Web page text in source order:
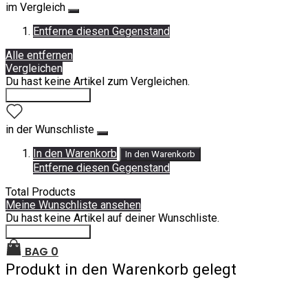
im Vergleich
Entferne diesen Gegenstand
Alle entfernen
Vergleichen
Du hast keine Artikel zum Vergleichen.
in der Wunschliste
In den Warenkorb
In den Warenkorb
Entferne diesen Gegenstand
Total Products
Meine Wunschliste ansehen
Du hast keine Artikel auf deiner Wunschliste.
BAG 0
Produkt in den Warenkorb gelegt